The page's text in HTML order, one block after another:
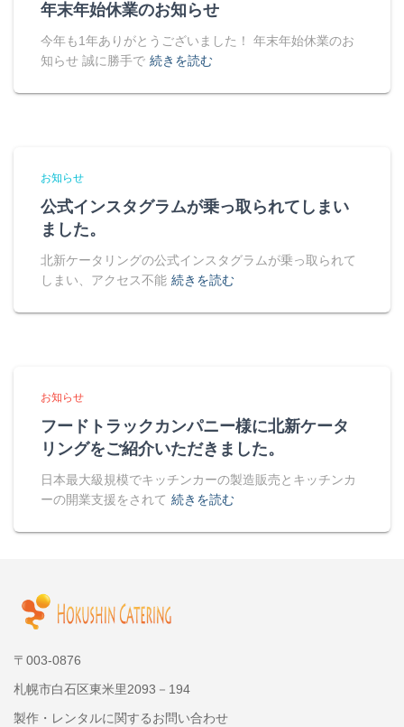
年末年始休業のお知らせ
今年も1年ありがとうございました！ 年末年始休業のお
知らせ 誠に勝手で 続きを読む
お知らせ
公式インスタグラムが乗っ取られてしまい
ました。
北新ケータリングの公式インスタグラムが乗っ取られて
しまい、アクセス不能 続きを読む
お知らせ
フードトラックカンパニー様に北新ケータ
リングをご紹介いただきました。
日本最大級規模でキッチンカーの製造販売とキッチンカ
ーの開業支援をされて 続きを読む
〒003-0876
札幌市白石区東米里2093－194
製作・レンタルに関するお問い合わせ